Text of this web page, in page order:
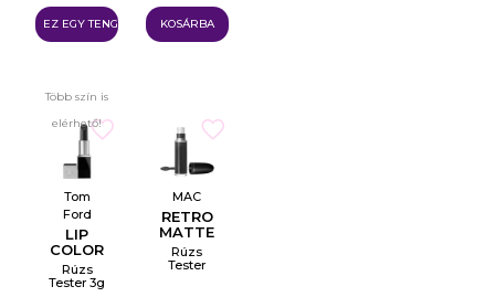
EZ EGY TENGER KOSÁRBA
Több szín is
elérhető!
Tom
Ford
LIP
COLOR
MATTE
Rúzs
Tester 3g
MAC
RETRO
MATTE
LIQUID
LIPCOLOR
Rúzs
Tester
Wishlist name
Отказ